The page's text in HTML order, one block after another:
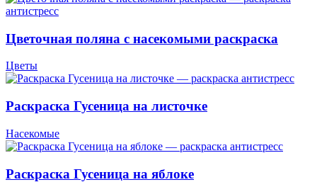
Цветочная поляна с насекомыми раскраска
Цветы
Раскраска Гусеница на листочке
Насекомые
Раскраска Гусеница на яблоке